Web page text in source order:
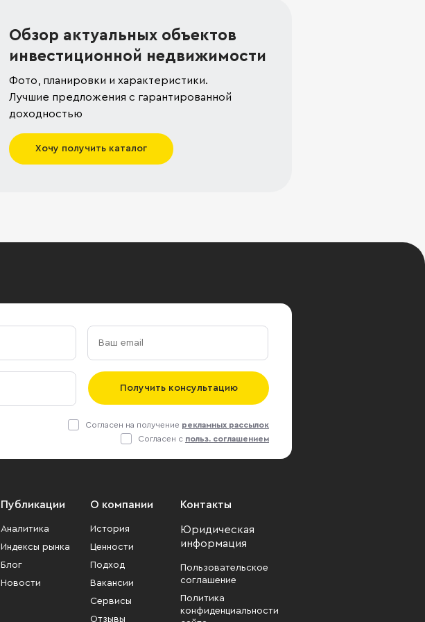
Обзор актуальных объектов
инвестиционной недвижимости
Фото, планировки и характеристики.
Лучшие предложения с гарантированной
доходностью
Хочу получить каталог
Получить консультацию
Согласен на получение рекламных рассылок
Согласен с польз. соглашением
Публикации
Аналитика
Индексы рынка
Блог
Новости
О компании
История
Ценности
Подход
Вакансии
Сервисы
Отзывы
Контакты
Юридическая
информация
Пользовательское
соглашение
Политика
конфиденциальности